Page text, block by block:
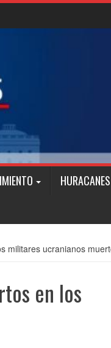
HURACANES
militares ucranianos
en los